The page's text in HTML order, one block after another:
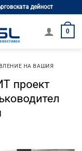
дейност
0
НА ВАШИЯ
проект